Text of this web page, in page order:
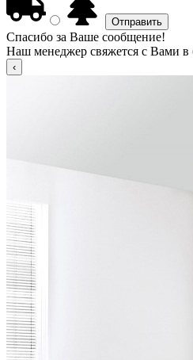
Спасибо за Ваше сообщение!
Наш менеджер свяжется с Вами в